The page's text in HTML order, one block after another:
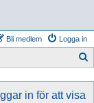
Logga in
Bli medlem
in för att visa